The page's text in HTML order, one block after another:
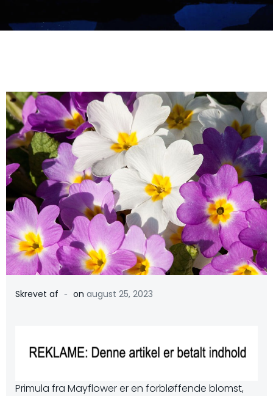
Skrevet af - on august 25, 2023
Primula fra Mayflower er en forbløffende blomst,